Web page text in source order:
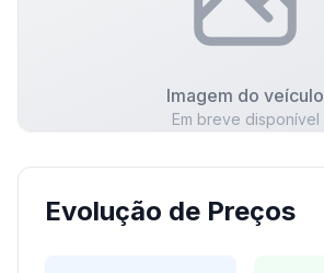
Imagem do veículo
Em breve disponível
Evolução de Preços